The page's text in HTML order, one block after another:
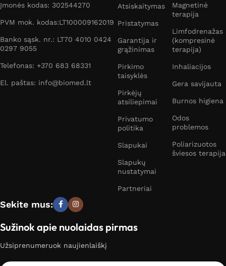
Įmonės kodas: 302544270
PVM mok. kodas:LT100009162019
Banko sąsk. nr.: LT70 4010 0424
0297 9055
Telefonas: +370 683 68331
El. paštas: info@biomed.lt
Atsiskaitymas
Pristatymas
Garantija ir
grąžinimas
Pirkimo
taisyklės
Pirkėjų
atsiliepimai
Privatumo
politika
Slapukai
Slapukų
nustatymai
Partneriai
Magnetinė
terapija
Limfodrenažas
(kompresinė
terapija)
Inhaliacijos
Gera savijauta
Burnos higiena
Odos
problemos
Poliarizuotos
šviesos terapija
Sekite mus:
Sužinok apie nuolaidas pirmas
Užsiprenumeruok naujienlaiškį